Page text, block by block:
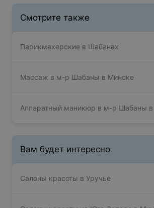
Смотрите также
Парикмахерские в Шабанах
Массаж в м-р Шабаны в Минске
Аппаратный маникюр в м-р Шабаны
Вам будет интересно
Салоны красоты в Уручье